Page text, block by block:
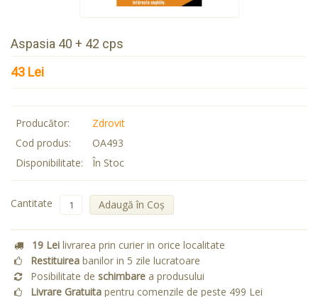
Aspasia 40 + 42 cps
43 Lei
Producător:
Zdrovit
Cod produs:
OA493
Disponibilitate:
În Stoc
Cantitate Adaugă în Coş
19 Lei livrarea prin curier in orice localitate
Restituirea banilor in 5 zile lucratoare
Posibilitate de schimbare a produsului
Livrare Gratuita pentru comenzile de peste 499 Lei